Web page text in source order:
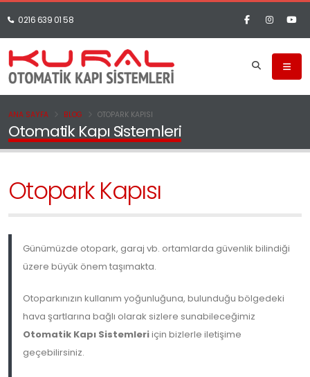
0216 639 01 58
Otomatik Kapı Sistemleri
ANA SAYFA BLOG OTOPARK KAPISI
Otopark Kapısı
Günümüzde otopark, garaj vb. ortamlarda güvenlik bilindiği
üzere büyük önem taşımakta.
Otoparkınızın kullanım yoğunluğuna, bulunduğu bölgedeki
hava şartlarına bağlı olarak sizlere sunabileceğimiz
Otomatik Kapı Sistemleriiçin bizlerle iletişime
geçebilirsiniz.